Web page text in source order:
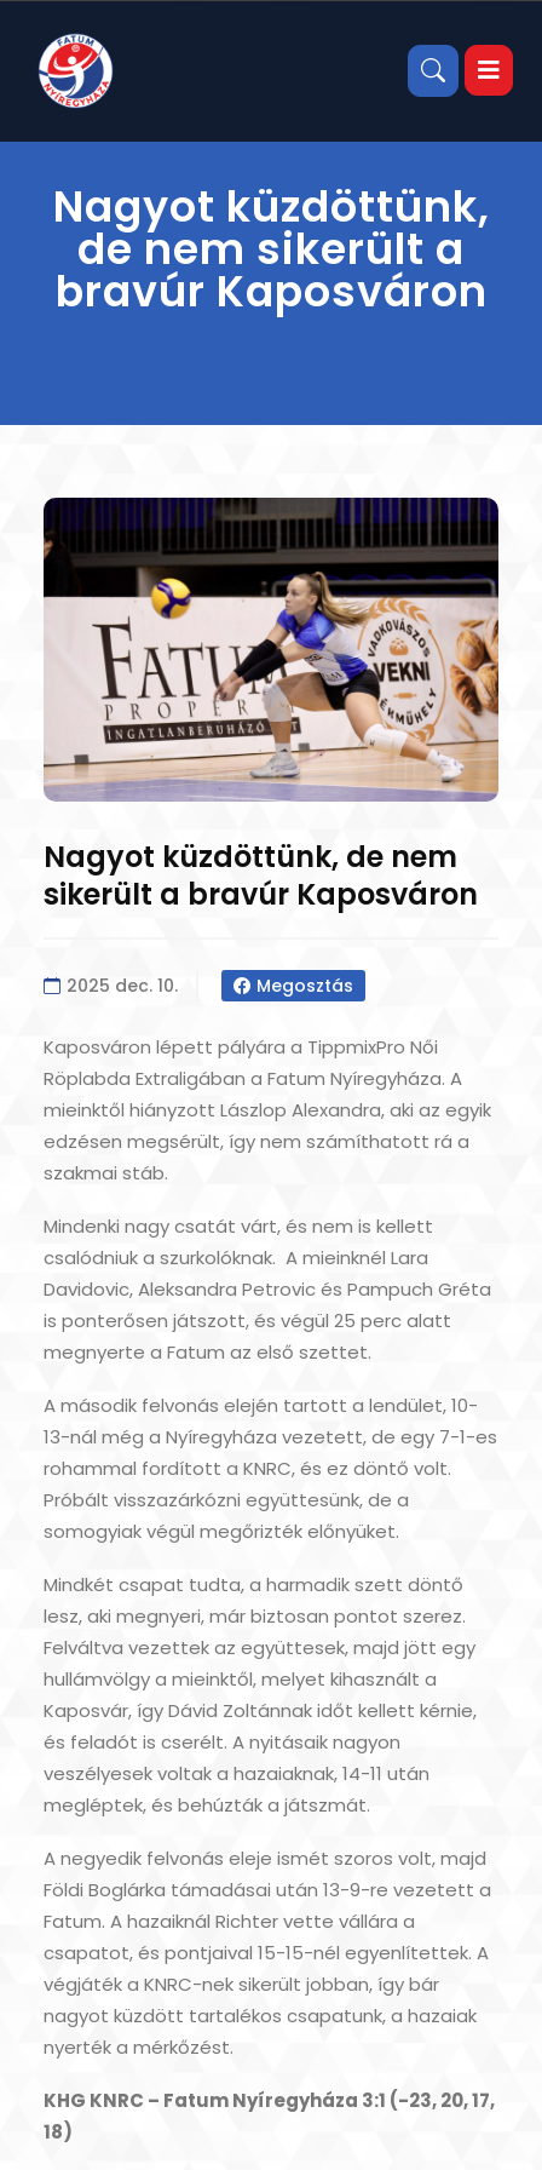
Nagyot küzdöttünk,
de nem sikerült a
bravúr Kaposváron
Nagyot küzdöttünk, de nem
sikerült a bravúr Kaposváron
2025 dec. 10. Megosztás
Kaposváron lépett pályára a TippmixPro Női
Röplabda Extraligában a Fatum Nyíregyháza. A
mieinktől hiányzott Lászlop Alexandra, aki az egyik
edzésen megsérült, így nem számíthatott rá a
szakmai stáb.
Mindenki nagy csatát várt, és nem is kellett
csalódniuk a szurkolóknak. A mieinknél Lara
Davidovic, Aleksandra Petrovic és Pampuch Gréta
is ponterősen játszott, és végül 25 perc alatt
megnyerte a Fatum az első szettet.
A második felvonás elején tartott a lendület, 10-
13-nál még a Nyíregyháza vezetett, de egy 7-1-es
rohammal fordított a KNRC, és ez döntő volt.
Próbált visszazárkózni együttesünk, de a
somogyiak végül megőrizték előnyüket.
Mindkét csapat tudta, a harmadik szett döntő
lesz, aki megnyeri, már biztosan pontot szerez.
Felváltva vezettek az együttesek, majd jött egy
hullámvölgy a mieinktől, melyet kihasznált a
Kaposvár, így Dávid Zoltánnak időt kellett kérnie,
és feladót is cserélt. A nyitásaik nagyon
veszélyesek voltak a hazaiaknak, 14-11 után
megléptek, és behúzták a játszmát.
A negyedik felvonás eleje ismét szoros volt, majd
Földi Boglárka támadásai után 13-9-re vezetett a
Fatum. A hazaiknál Richter vette vállára a
csapatot, és pontjaival 15-15-nél egyenlítettek. A
végjáték a KNRC-nek sikerült jobban, így bár
nagyot küzdött tartalékos csapatunk, a hazaiak
nyerték a mérkőzést.
KHG KNRC – Fatum Nyíregyháza 3:1 (-23, 20, 17,
18)